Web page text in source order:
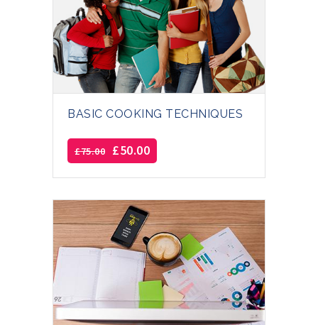
BASIC COOKING TECHNIQUES
£75.00 £50.00